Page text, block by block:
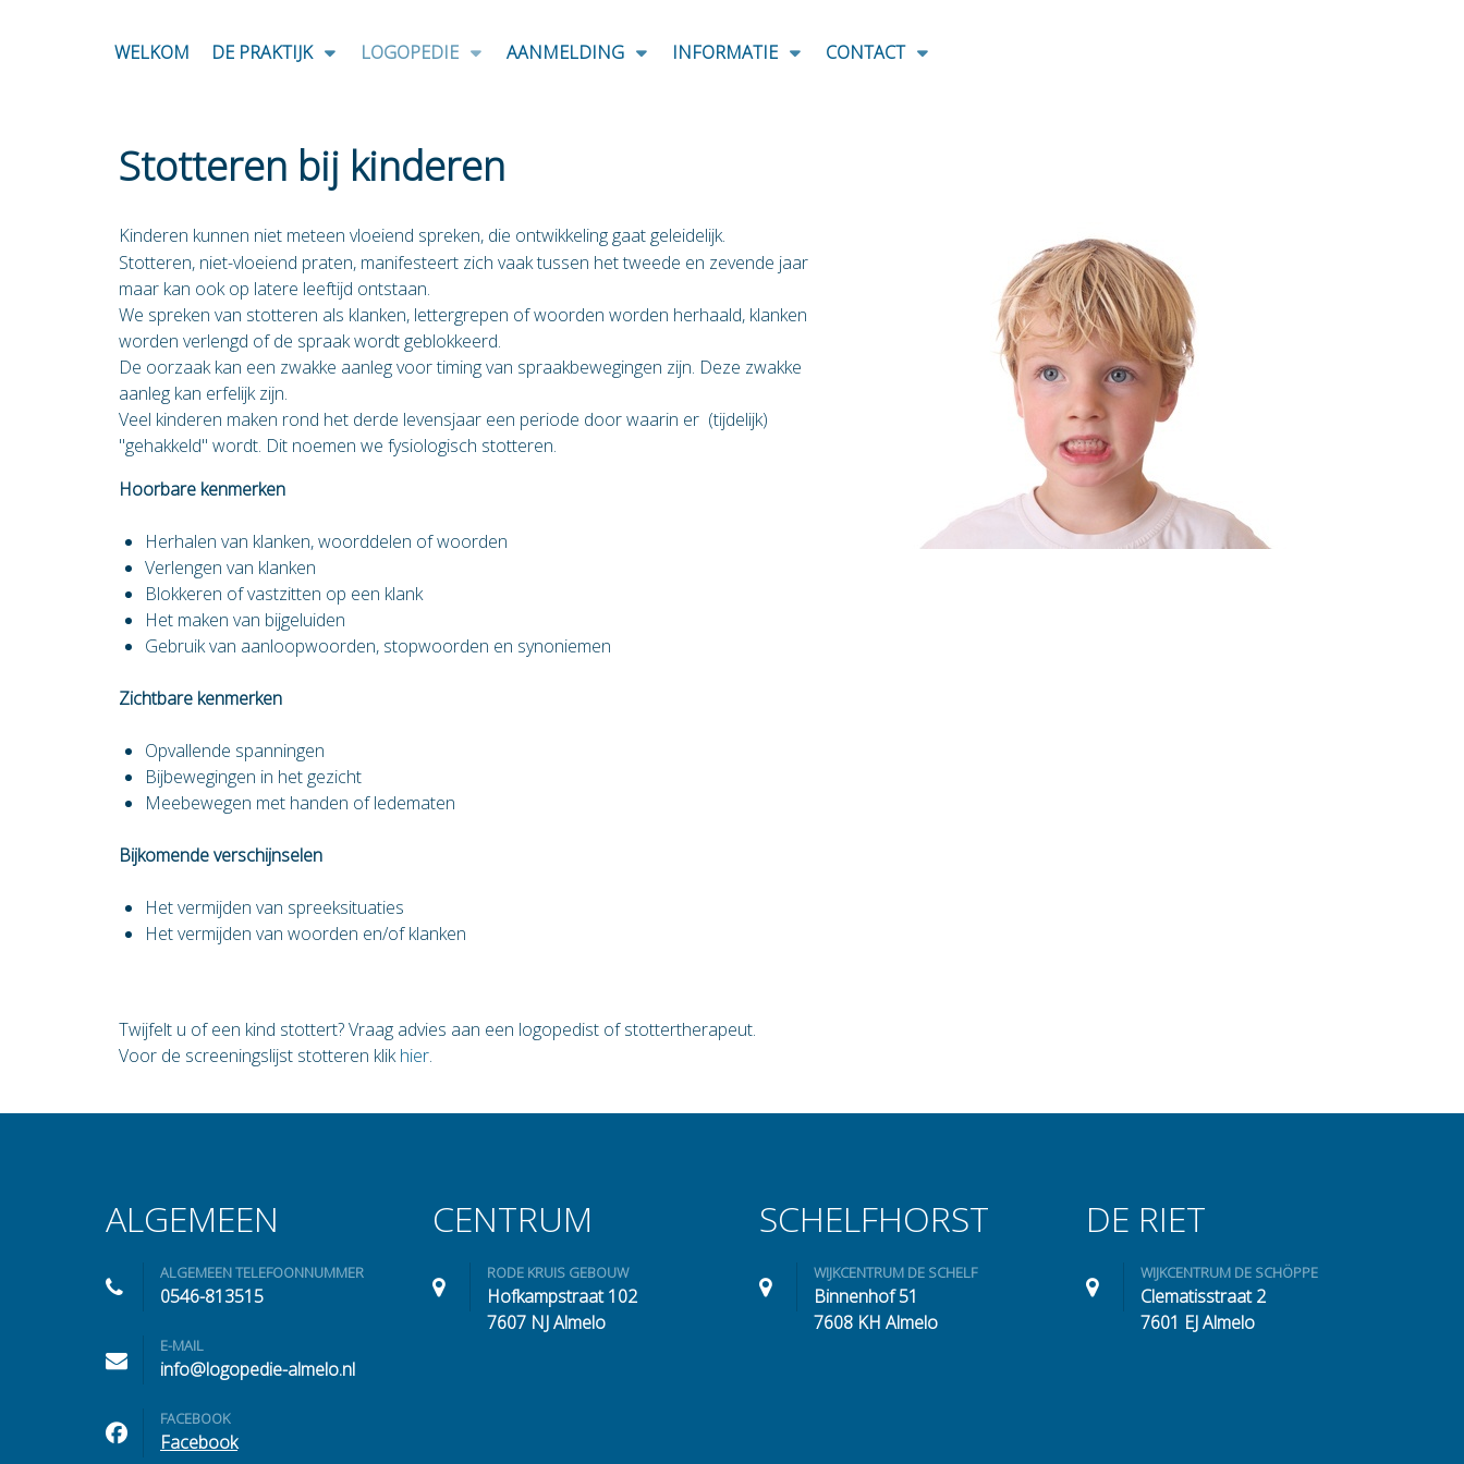
WELKOM DE PRAKTIJK LOGOPEDIE AANMELDING INFORMATIE CONTACT
Stotteren bij kinderen
Kinderen kunnen niet meteen vloeiend spreken, die ontwikkeling gaat geleidelijk.
Stotteren, niet-vloeiend praten, manifesteert zich vaak tussen het tweede en zevende jaar
maar kan ook op latere leeftijd ontstaan.
We spreken van stotteren als klanken, lettergrepen of woorden worden herhaald, klanken
worden verlengd of de spraak wordt geblokkeerd.
De oorzaak kan een zwakke aanleg voor timing van spraakbewegingen zijn. Deze zwakke
aanleg kan erfelijk zijn.
Veel kinderen maken rond het derde levensjaar een periode door waarin er (tijdelijk)
"gehakkeld" wordt. Dit noemen we fysiologisch stotteren.
Hoorbare kenmerken
Herhalen van klanken, woorddelen of woorden
Verlengen van klanken
Blokkeren of vastzitten op een klank
Het maken van bijgeluiden
Gebruik van aanloopwoorden, stopwoorden en synoniemen
Zichtbare kenmerken
Opvallende spanningen
Bijbewegingen in het gezicht
Meebewegen met handen of ledematen
Bijkomende verschijnselen
Het vermijden van spreeksituaties
Het vermijden van woorden en/of klanken
Twijfelt u of een kind stottert? Vraag advies aan een logopedist of stottertherapeut.
Voor de screeningslijst stotteren klikhier.
ALGEMEEN
ALGEMEEN TELEFOONNUMMER
0546-813515
E-MAIL
info@logopedie-almelo.nl
FACEBOOK
Facebook
CENTRUM
RODE KRUIS GEBOUW
Hofkampstraat 102
7607 NJ Almelo
SCHELFHORST
WIJKCENTRUM DE SCHELF
Binnenhof 51
7608 KH Almelo
DE RIET
WIJKCENTRUM DE SCHÖPPE
Clematisstraat 2
7601 EJ Almelo